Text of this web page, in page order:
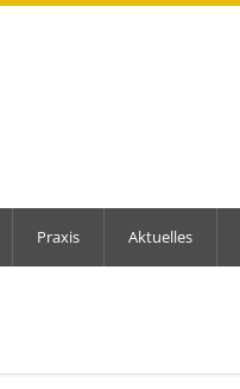
Praxis Aktuelles